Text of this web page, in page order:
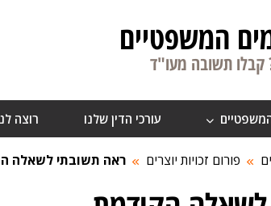
המשפטיים
תשובה מעו"ד
עורכי הדין שלנו רוצה
פורום זכויות יוצרים ראה תשובתי לשאלה